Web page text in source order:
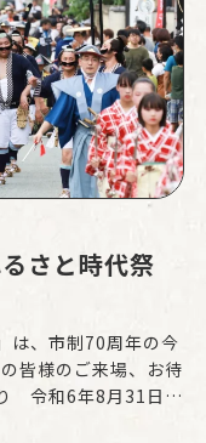
さと時代祭
は、市制70周年の今
皆様のご来場、お待
令和6年8月31日